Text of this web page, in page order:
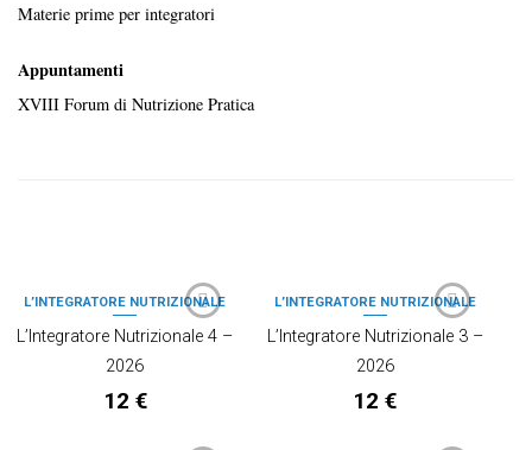
Materie prime per integratori
Appuntamenti
XVIII Forum di Nutrizione Pratica
L’INTEGRATORE NUTRIZIONALE
L’Integratore Nutrizionale 4 –
2026
12 €
L’INTEGRATORE NUTRIZIONALE
L’Integratore Nutrizionale 3 –
2026
12€